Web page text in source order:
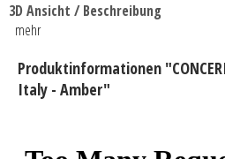
3D Ansicht / Beschreibung
mehr
Produktinformationen
Italy - Amber"